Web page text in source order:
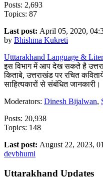
Posts: 2,693
Topics: 87
Last post: April 05, 2020,
by Bhishma Kukreti
Utttarakhand Language &
इस विभाग में आप देख सकते है
किताबे, उत्तराखंड पर रचित
साहित्यकारों से संबंधित जानकारी।
Moderators: Dinesh Bijalwan,
Posts: 20,938
Topics: 148
Last post: August 22, 2023,
devbhumi
Uttarakhand Updates